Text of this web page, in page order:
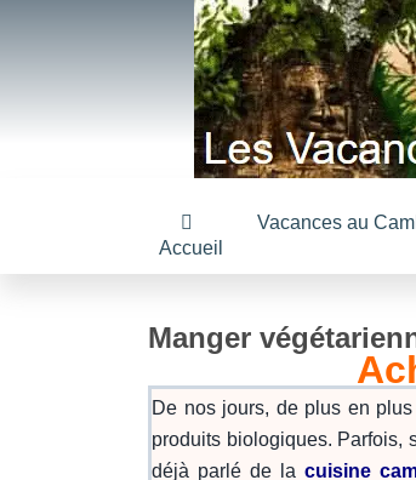
Accueil
Vacances au
Manger
De nos jours, de plus en
produits biologiques. Parfois,
déjà parlé de la cuisine